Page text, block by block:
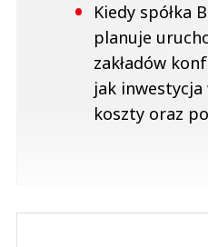
Kiedy spółka
planuje
zakładów
jak inwestycja
koszty oraz